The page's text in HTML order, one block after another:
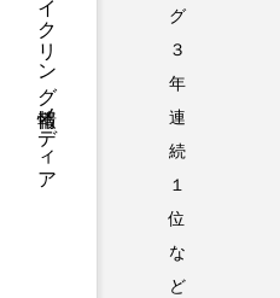
グ
３
年
連
続
１
位
な
ど